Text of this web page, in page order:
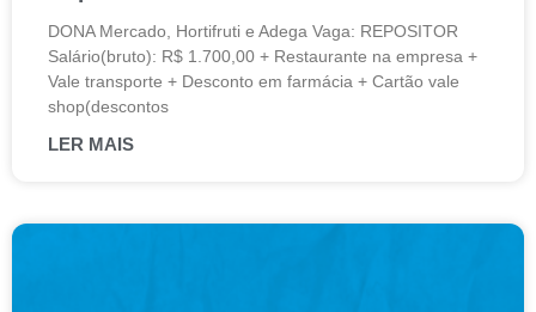
DONA Mercado, Hortifruti e Adega Vaga: REPOSITOR
Salário(bruto): R$ 1.700,00 + Restaurante na empresa +
Vale transporte + Desconto em farmácia + Cartão vale
shop(descontos
LER MAIS